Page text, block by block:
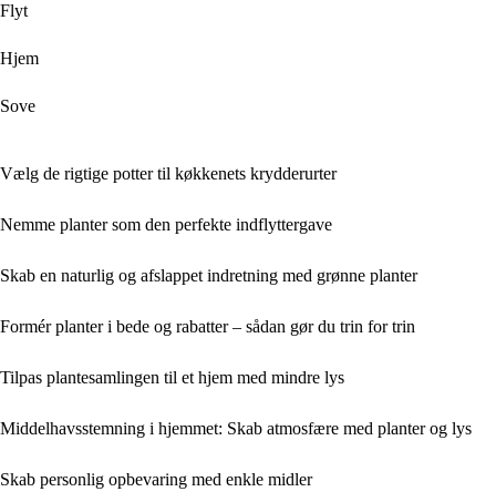
Flyt
Hjem
Sove
Vælg de rigtige potter til køkkenets krydderurter
Nemme planter som den perfekte indflyttergave
Skab en naturlig og afslappet indretning med grønne planter
Formér planter i bede og rabatter – sådan gør du trin for trin
Tilpas plantesamlingen til et hjem med mindre lys
Middelhavsstemning i hjemmet: Skab atmosfære med planter og lys
Skab personlig opbevaring med enkle midler